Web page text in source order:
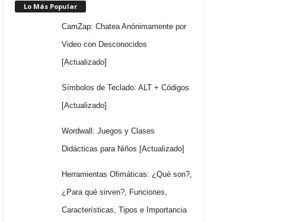
Lo Más Popular
CamZap: Chatea Anónimamente por
Video con Desconocidos
[Actualizado]
Símbolos de Teclado: ALT + Códigos
[Actualizado]
Wordwall: Juegos y Clases
Didácticas para Niños [Actualizado]
Herramientas Ofimáticas: ¿Qué son?,
¿Para qué sirven?, Funciones,
Características, Tipos e Importancia